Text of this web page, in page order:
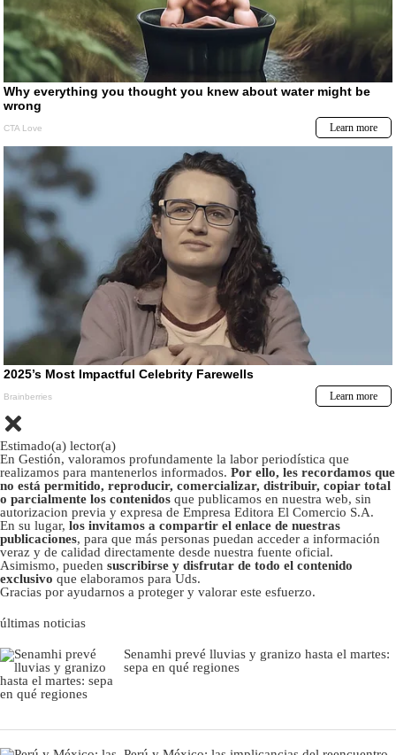
Estimado(a) lector(a)
En Gestión, valoramos profundamente la labor periodística que
realizamos para mantenerlos informados. Por ello, les recordamos que
no está permitido, reproducir, comercializar, distribuir, copiar total
o parcialmente los contenidos que publicamos en nuestra web, sin
autorizacion previa y expresa de Empresa Editora El Comercio S.A.
En su lugar, los invitamos a compartir el enlace de nuestras
publicaciones, para que más personas puedan acceder a información
veraz y de calidad directamente desde nuestra fuente oficial.
Asimismo, pueden suscribirse y disfrutar de todo el contenido
exclusivo que elaboramos para Uds.
Gracias por ayudarnos a proteger y valorar este esfuerzo.
últimas noticias
Senamhi prevé lluvias y granizo hasta el martes:
sepa en qué regiones